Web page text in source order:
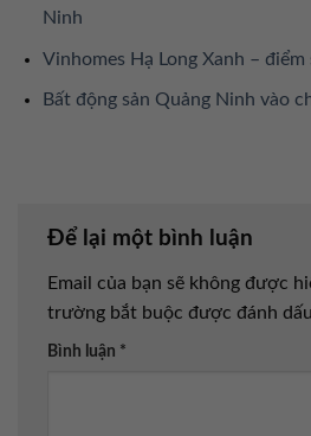
Ninh
Vinhomes Hạ Long Xanh –
Bất động sản Quảng Ninh vào
Để lại một bình luận
Email của bạn sẽ không được
trường bắt buộc được đánh dấu
Bình luận *